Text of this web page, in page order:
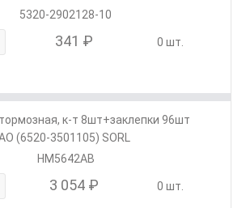
5320-2902128-10
341 ₽ 0 шт.
к-т 8шт+заклепки 96шт
(6520-3501105) SORL
HM5642AB
3 054 ₽ 0 шт.